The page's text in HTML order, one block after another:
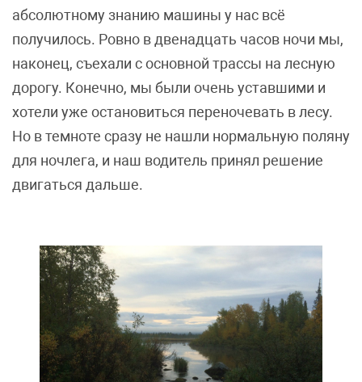
абсолютному знанию машины у нас всё
получилось. Ровно в двенадцать часов ночи мы,
наконец, съехали с основной трассы на лесную
дорогу. Конечно, мы были очень уставшими и
хотели уже остановиться переночевать в лесу.
Но в темноте сразу не нашли нормальную поляну
для ночлега, и наш водитель принял решение
двигаться дальше.